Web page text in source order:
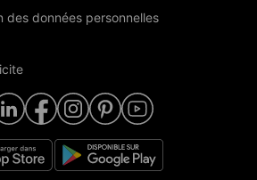
des données personnelles